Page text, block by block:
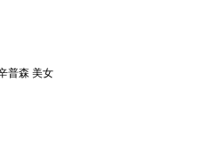
普森 美女